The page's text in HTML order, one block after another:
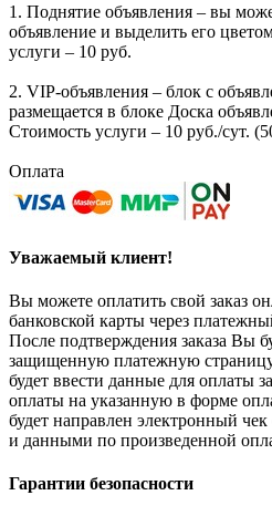
1. Поднятие объявления – вы
объявление и выделить его
услуги – 10 руб.
2. VIP-объявления – блок с
размещается в блоке Доска
Стоимость услуги – 10 руб./сут.
Оплата
Уважаемый клиент!
Вы можете оплатить свой заказ
банковской карты через
После подтверждения заказа Вы
защищенную платежную
будет ввести данные для оплаты
оплаты на указанную в форме
будет направлен электронный
и данными по произведенной
Гарантии безопасности